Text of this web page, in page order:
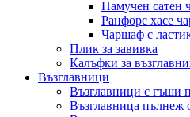
Памучен сатен
Ранфорс хасе
Чаршаф с
Плик за завивкa
Калъфки за
Възглавници
Възглавници с гъши
Възглавница пълнеж